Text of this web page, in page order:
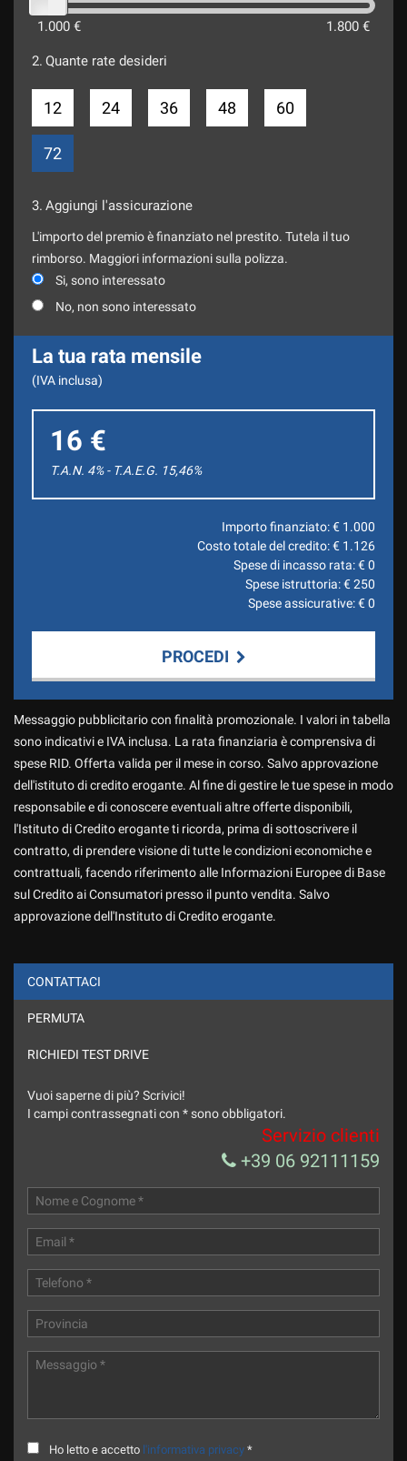
1.000 € 1.800 €
2. Quante rate desideri
12 24 36 48 60
72
3. Aggiungi l'assicurazione
L'importo del premio è finanziato nel prestito. Tutela il tuo
rimborso. Maggiori informazioni sulla polizza.
Si, sono interessato
No, non sono interessato
La tua rata mensile
(IVA inclusa)
16 €
T.A.N. 4% - T.A.E.G. 15,46%
Importo finanziato: € 1.000
Costo totale del credito: € 1.126
Spese di incasso rata: €0
Spese istruttoria: €250
Spese assicurative: €0
PROCEDI
Contattaci
Ho letto e accetto
marketing
Invia la tua richiesta
Messaggio pubblicitario con finalità promozionale. I valori in tabella
sono indicativi e IVA inclusa. La rata finanziaria è comprensiva di
spese RID. Offerta valida per il mese in corso. Salvo approvazione
dell'istituto di credito erogante. Al fine di gestire le tue spese in modo
responsabile e di conoscere eventuali altre offerte disponibili,
l'Istituto di Credito erogante ti ricorda, prima di sottoscrivere il
contratto, di prendere visione di tutte le condizioni economiche e
contrattuali, facendo riferimento alle Informazioni Europee di Base
sul Credito ai Consumatori presso il punto vendita. Salvo
approvazione dell'Instituto di Credito erogante.
CONTATTACI
PERMUTA
RICHIEDI TEST DRIVE
Vuoi saperne di più? Scrivici!
I campi contrassegnati con * sono obbligatori.
Servizio clienti
+39 06 92111159
Ho letto e accetto l'informativa privacy *